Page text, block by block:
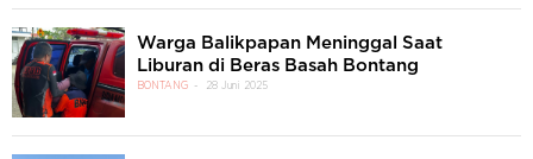
Warga Balikpapan Meninggal Saat
Liburan di Beras Basah Bontang
BONTANG 28 Juni 2025